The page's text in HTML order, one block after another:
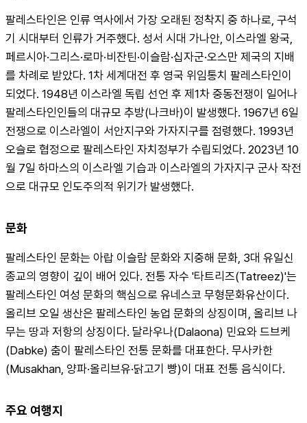
팔레스타인은 인류 역사에서 가장 오래된 정착지 중 하나로, 구석
기 시대부터 인류가 거주했다. 성서 시대 가나안, 이스라엘 왕국,
페르시아·그리스·로마·비잔틴·이슬람·십자군·오스만 제국의 지배
를 차례로 받았다. 1차 세계대전 후 영국 위임통치 팔레스타인이
되었다. 1948년 이스라엘 독립 선언 후 제1차 중동전쟁이 일어나
팔레스타인인들의 대규모 추방(나크바)이 발생했다. 1967년 6일
전쟁으로 이스라엘이 서안지구와 가자지구를 점령했다. 1993년
오슬로 협정으로 팔레스타인 자치정부가 수립되었다. 2023년 10
월 7일 하마스의 이스라엘 기습과 이스라엘의 가자지구 군사 작전
으로 대규모 인도주의적 위기가 발생했다.
문화
팔레스타인 문화는 아랍 이슬람 문화와 지중해 문화, 3대 유일신
종교의 영향이 깊이 배어 있다. 전통 자수 '타트리즈(Tatreez)'는
팔레스타인 여성 문화의 핵심으로 유네스코 무형문화유산이다.
올리브 오일 생산은 팔레스타인 농업 문화의 상징이며, 올리브 나
무는 땅과 저항의 상징이다. 달라우나(Dalaona) 민요와 드브케
(Dabke) 춤이 팔레스타인 전통 문화를 대표한다. 무사카한
(Musakhan, 양파·올리브유·닭고기 빵)이 대표 전통 음식이다.
주요 여행지